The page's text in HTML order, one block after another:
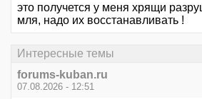
это получется у меня хрящи
мля, надо их восстанавливать !
Интересные темы
forums-kuban.ru
07.08.2026 - 12:51